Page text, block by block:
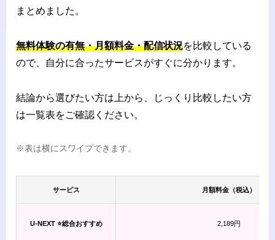
まとめました。
無料体験の有無・月額料金・配信状況を比較している
ので、自分に合ったサービスがすぐに分かります。
結論から選びたい方は上から、じっくり比較したい方
は一覧表をご確認ください。
※表は横にスワイプできます。
サービス 月額料金（税込）
U-NEXT ⭐総合おすすめ 2,189円